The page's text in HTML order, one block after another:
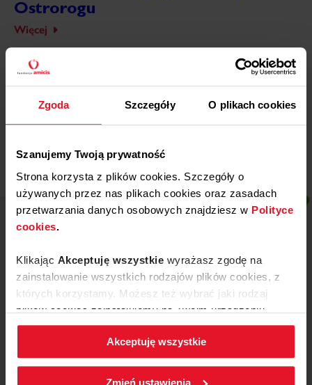
Zgoda Szczegóły O plikach cookies
Szanujemy Twoją prywatność
Strona korzysta z plików cookies. Szczegóły o
używanych przez nas plikach cookies oraz zasadach
przetwarzania danych osobowych znajdziesz w Polityce
cookies.
Klikając Akceptuję wszystkie wyrażasz zgodę na
zainstalowanie wszystkich rodzajów plików cookies, z
których korzystamy. Możesz też wybrać jaki rodzaj
plików cookies zainstalujemy na Twoim urządzeniu,
klikającZmień ustawienia.
W każdej chwili możesz zmienić wybrane przez Ciebie
ustawienia plików cookies wchodząc w zakładkę
Akceptuję wszystkie
Zmień ustawienia
Ostrorogu
Więcej
18 CZERWCA, 2026
Wojewódzki Szpital
Specjalistyczny w Legnicy
ul. Mickiewicza 52, 64-510 Wronki